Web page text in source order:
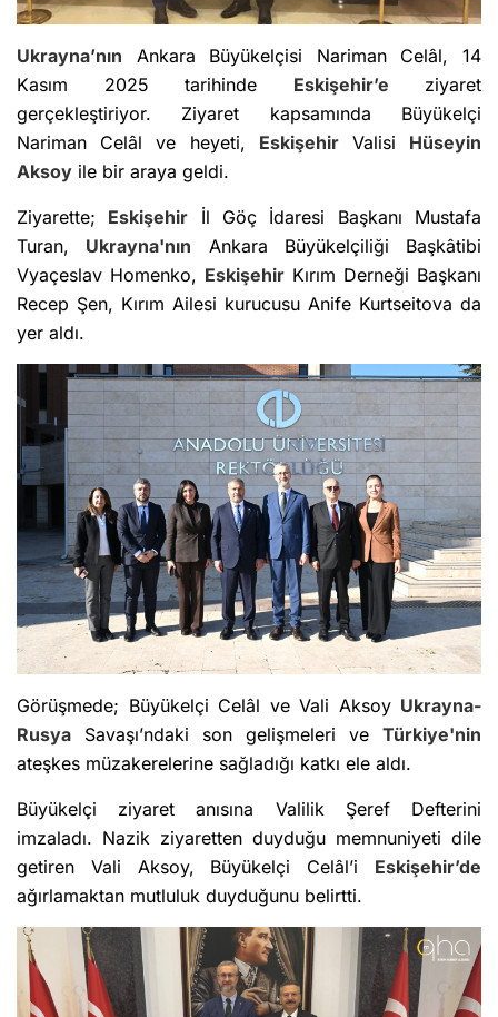
Ukrayna’nın Ankara Büyükelçisi Nariman Celâl, 14
Kasım 2025 tarihinde Eskişehir’e ziyaret
gerçekleştiriyor. Ziyaret kapsamında Büyükelçi
Nariman Celâl ve heyeti, EskişehirValisi Hüseyin
Aksoy ile bir araya geldi.
Ziyarette; Eskişehir İl Göç İdaresi Başkanı Mustafa
Turan, Ukrayna'nın Ankara Büyükelçiliği Başkâtibi
Vyaçeslav Homenko, Eskişehir Kırım Derneği Başkanı
Recep Şen, Kırım Ailesi kurucusu Anife Kurtseitova da
yer aldı.
Görüşmede; Büyükelçi Celâl ve Vali Aksoy Ukrayna-
Rusya Savaşı’ndaki son gelişmeleri ve Türkiye'nin
ateşkes müzakerelerine sağladığı katkı ele aldı.
Büyükelçi ziyaret anısına Valilik Şeref Defterini
imzaladı. Nazik ziyaretten duyduğu memnuniyeti dile
getiren Vali Aksoy, Büyükelçi Celâl’i Eskişehir’de
ağırlamaktan mutluluk duyduğunu belirtti.